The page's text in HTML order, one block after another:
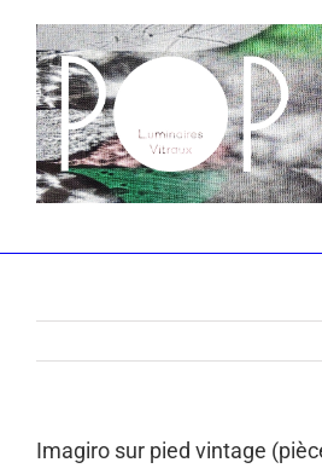
Imagiro sur pied vintage